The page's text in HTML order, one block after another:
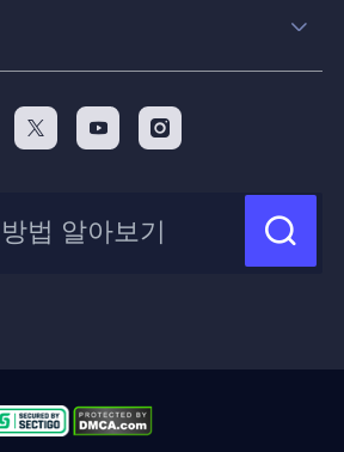
터 복구 팁
구 팁
션 팁
고서
  
